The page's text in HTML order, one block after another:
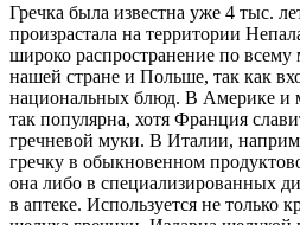
Гречка была известна уже 4 тыс.
произрастала на территории
широко распространение по
нашей стране и Польше, так как
национальных блюд. В Америке и
так популярна, хотя Франция
гречневой муки. В Италии,
гречку в обыкновенном
она либо в специализированных
в аптеке. Используется не только